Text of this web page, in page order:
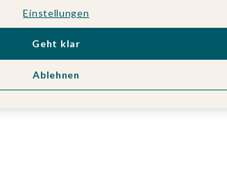
Einstellungen
Ablehnen
Geht klar